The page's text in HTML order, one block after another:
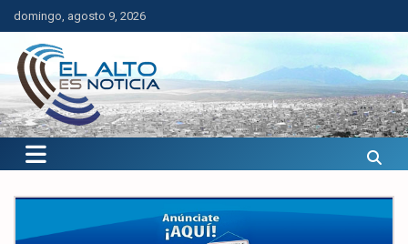
Saltar
al
contenido
domingo, agosto 9, 2026
El Alto es Noticia
Últimas noticias de El Alto, Bolivia y el mundo.